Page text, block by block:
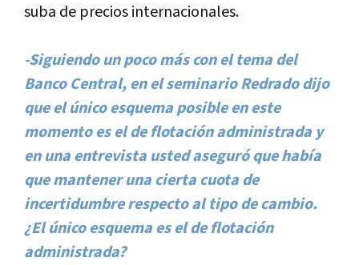
suba de precios internacionales.
-Siguiendo un poco más con el tema del
Banco Central, en el seminario Redrado dijo
que el único esquema posible en este
momento es el de flotación administrada y
en una entrevista usted aseguró que habí­a
que mantener una cierta cuota de
incertidumbre respecto al tipo de cambio.
¿El único esquema es el de flotación
administrada?